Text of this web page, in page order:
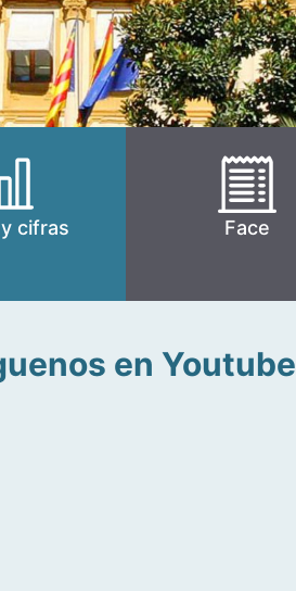
cifras Face
en Youtube